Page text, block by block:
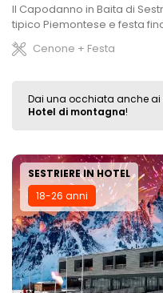
Il Capodanno in Baita di
tipico Piemontese e festa
Cenone + Festa
Dai una occhiata anche ai
Hotel di montagna!
SESTRIERE IN HOTEL
18-26 anni